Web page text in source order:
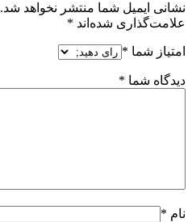
نشانی ایمیل شما منتشر نخواهد شد.
علامت‌گذاری شده‌اند *
امتیاز شما *
دیدگاه شما *
نام *